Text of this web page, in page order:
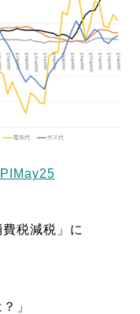
税減税」に
」